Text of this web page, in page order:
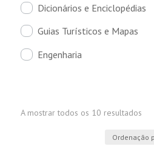
Dicionários e Enciclopédias
Guias Turísticos e Mapas
Engenharia
A mostrar todos os 10 resultados